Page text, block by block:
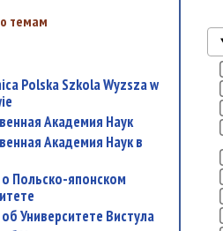
темам
Академия Наук
об Университете Вистула